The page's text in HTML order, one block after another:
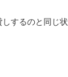
するのと同じ